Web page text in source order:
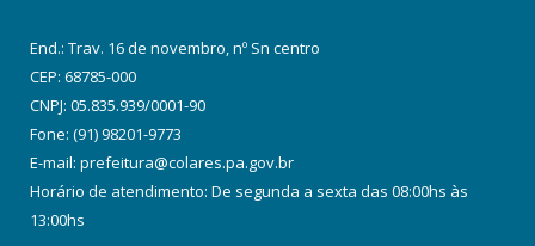
End.: Trav. 16 de novembro, nº Sn centro
CEP: 68785-000
CNPJ: 05.835.939/0001-90
Fone: (91) 98201-9773
E-mail: prefeitura@colares.pa.gov.br
Horário de atendimento: De segunda a sexta das 08:00hs às
13:00hs